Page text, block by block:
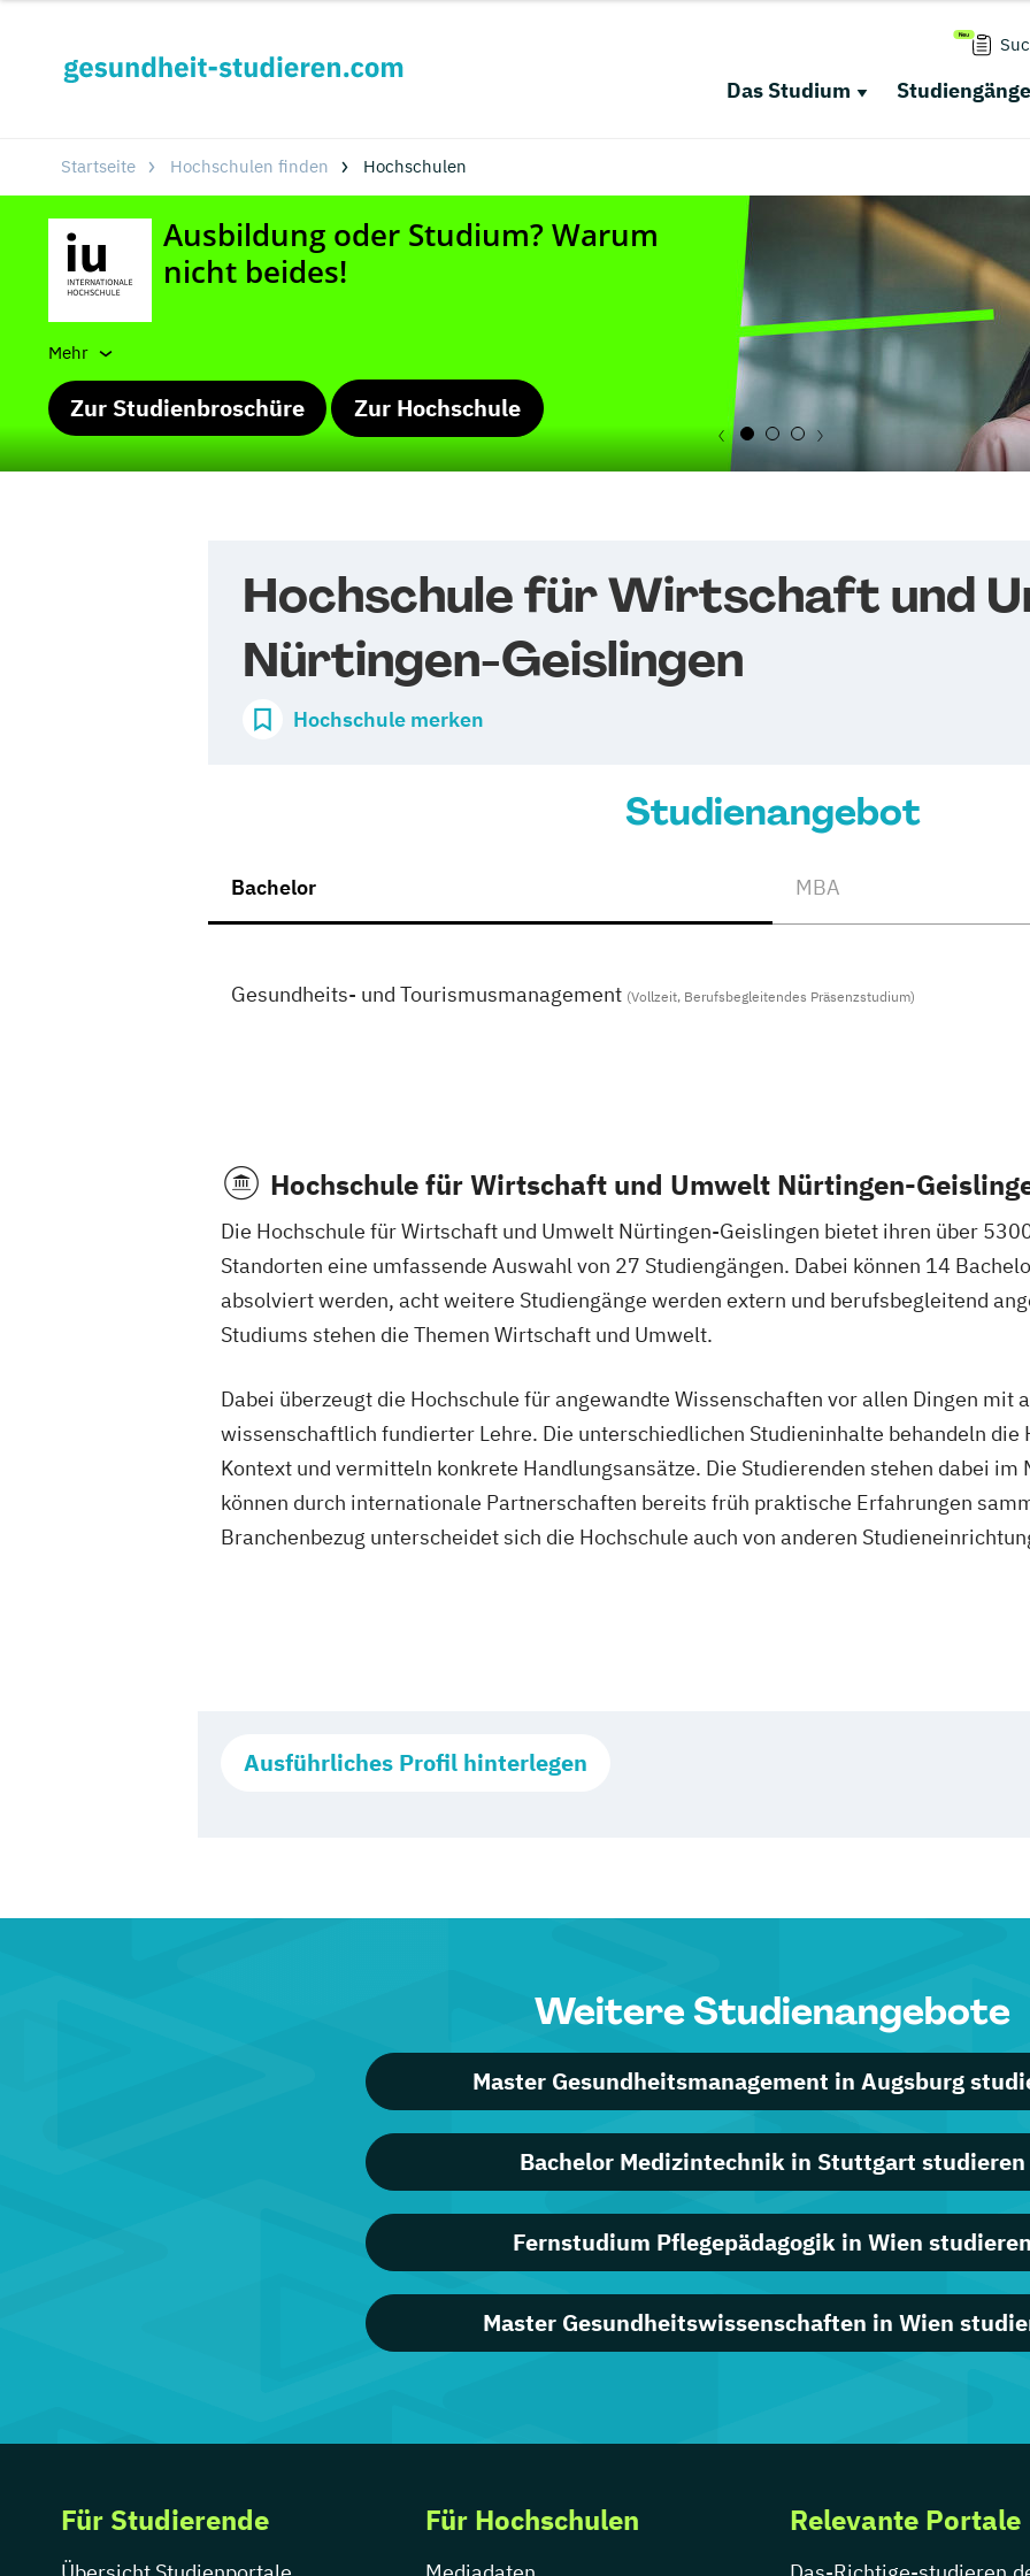
Das Studium Studiengänge
Startseite Hochschulen finden Hochschulen
Mehr
Zur Studienbroschüre Zur Hochschule
Hochschule für Wirtschaft und
Nürtingen-Geislingen
Hochschule merken
Studienangebot
Bachelor MBA
Gesundheits- und Tourismusmanagement (Vollzeit, Berufsbegleitendes Präsenzstudium)
Hochschule für Wirtschaft und Umwelt Nürtingen-
Die Hochschule für Wirtschaft und Umwelt Nürtingen-Geislingen bietet ihren über
Standorten eine umfassende Auswahl von 27 Studiengängen. Dabei können 14
absolviert werden, acht weitere Studiengänge werden extern und berufsbegleitend
Studiums stehen die Themen Wirtschaft und Umwelt.
Dabei überzeugt die Hochschule für angewandte Wissenschaften vor allen Dingen mit
wissenschaftlich fundierter Lehre. Die unterschiedlichen Studieninhalte behandeln
Kontext und vermitteln konkrete Handlungsansätze. Die Studierenden stehen dabei im
können durch internationale Partnerschaften bereits früh praktische Erfahrungen
Branchenbezug unterscheidet sich die Hochschule auch von anderen
Ausführliches Profil hinterlegen
Weitere Studienangebote
Master Gesundheitsmanagement in Augsburg
Bachelor Medizintechnik in Stuttgart studieren
Fernstudium Pflegepädagogik in Wien studieren
Master Gesundheitswissenschaften in Wien
Für Studierende Für Hochschulen Relevante Portale